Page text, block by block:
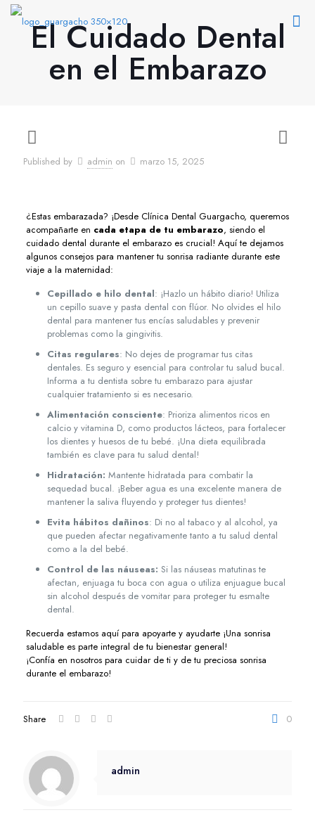
El Cuidado Dental
en el Embarazo
Published by admin on marzo 15, 2025
¿Estas embarazada? ¡Desde Clínica Dental Guargacho, queremos
acompañarte en cada etapa de tu embarazo, siendo el
cuidado dental durante el embarazo es crucial! Aquí te dejamos
algunos consejos para mantener tu sonrisa radiante durante este
viaje a la maternidad:
Cepillado e hilo dental: ¡Hazlo un hábito diario! Utiliza
un cepillo suave y pasta dental con flúor. No olvides el hilo
dental para mantener tus encías saludables y prevenir
problemas como la gingivitis.
Citas regulares: No dejes de programar tus citas
dentales. Es seguro y esencial para controlar tu salud bucal.
Informa a tu dentista sobre tu embarazo para ajustar
cualquier tratamiento si es necesario.
Alimentación consciente: Prioriza alimentos ricos en
calcio y vitamina D, como productos lácteos, para fortalecer
los dientes y huesos de tu bebé. ¡Una dieta equilibrada
también es clave para tu salud dental!
Hidratación: Mantente hidratada para combatir la
sequedad bucal. ¡Beber agua es una excelente manera de
mantener la saliva fluyendo y proteger tus dientes!
Evita hábitos dañinos: Di no al tabaco y al alcohol, ya
que pueden afectar negativamente tanto a tu salud dental
como a la del bebé.
Control de las náuseas: Si las náuseas matutinas te
afectan, enjuaga tu boca con agua o utiliza enjuague bucal
sin alcohol después de vomitar para proteger tu esmalte
dental.
Recuerda estamos aquí para apoyarte y ayudarte ¡Una sonrisa
saludable es parte integral de tu bienestar general!
¡Confía en nosotros para cuidar de ti y de tu preciosa sonrisa
durante el embarazo!
Share 0
admin